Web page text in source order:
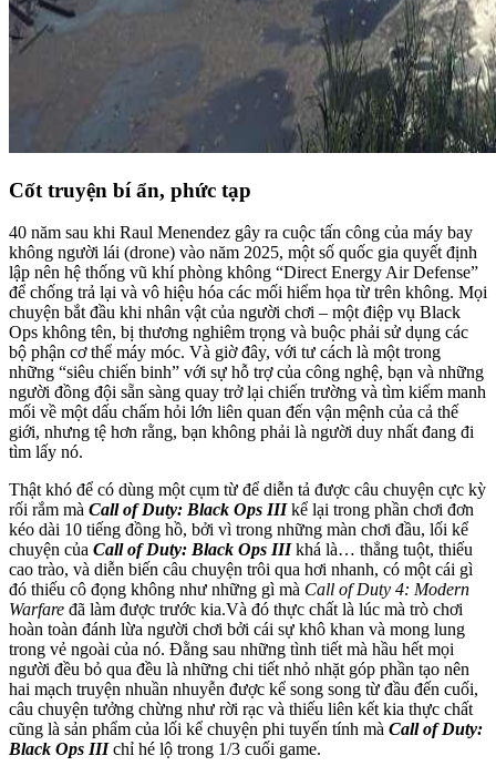
Cốt truyện bí ẩn, phức tạp
40 năm sau khi Raul Menendez gây ra cuộc tấn công của máy bay
không người lái (drone) vào năm 2025, một số quốc gia quyết định
lập nên hệ thống vũ khí phòng không “Direct Energy Air Defense”
để chống trả lại và vô hiệu hóa các mối hiểm họa từ trên không. Mọi
chuyện bắt đầu khi nhân vật của người chơi – một điệp vụ Black
Ops không tên, bị thương nghiêm trọng và buộc phải sử dụng các
bộ phận cơ thể máy móc. Và giờ đây, với tư cách là một trong
những “siêu chiến binh” với sự hỗ trợ của công nghệ, bạn và những
người đồng đội sẵn sàng quay trở lại chiến trường và tìm kiếm manh
mối về một dấu chấm hỏi lớn liên quan đến vận mệnh của cả thế
giới, nhưng tệ hơn rằng, bạn không phải là người duy nhất đang đi
tìm lấy nó.
Thật khó để có dùng một cụm từ để diễn tả được câu chuyện cực kỳ
rối rắm mà Call of Duty: Black Ops IIIkể lại trong phần chơi đơn
kéo dài 10 tiếng đồng hồ, bởi vì trong những màn chơi đầu, lối kể
chuyện của Call of Duty: Black Ops IIIkhá là… thẳng tuột, thiếu
cao trào, và diễn biến câu chuyện trôi qua hơi nhanh, có một cái gì
đó thiếu cô đọng không như những gì mà Call of Duty 4: Modern
Warfare đã làm được trước kia.Và đó thực chất là lúc mà trò chơi
hoàn toàn đánh lừa người chơi bởi cái sự khô khan và mong lung
trong vẻ ngoài của nó. Đằng sau những tình tiết mà hầu hết mọi
người đều bỏ qua đều là những chi tiết nhỏ nhặt góp phần tạo nên
hai mạch truyện nhuần nhuyễn được kể song song từ đầu đến cuối,
câu chuyện tưởng chừng như rời rạc và thiếu liên kết kia thực chất
cũng là sản phẩm của lối kể chuyện phi tuyến tính mà Call of Duty:
Black Ops IIIchỉ hé lộ trong 1/3 cuối game.